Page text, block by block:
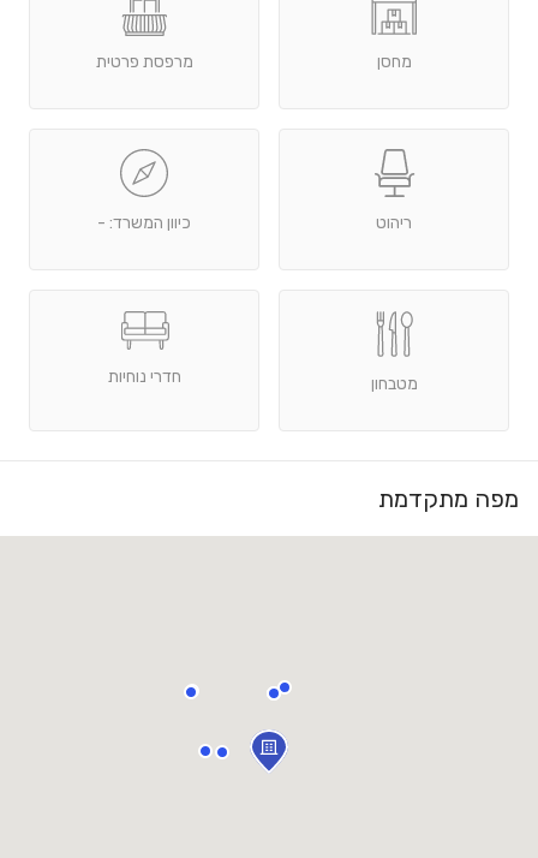
מחסן מרפסת פרטית
ריהוט כיוון המשרד: -
מטבחון חדרי נוחיות
מפה מתקדמת